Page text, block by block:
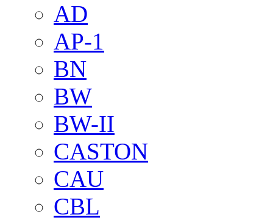
AD
AP-1
BN
BW
BW-II
CASTON
CAU
CBL